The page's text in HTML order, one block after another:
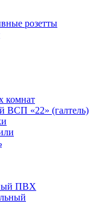
розетты
комнат
ВСП «22» (галтель)
ПВХ